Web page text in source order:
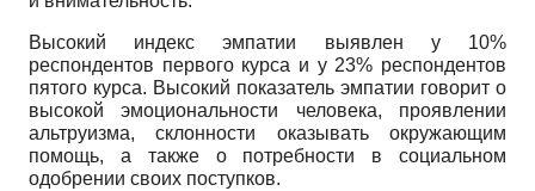
Высокий индекс эмпатии выявлен у 10%
респондентов первого курса и у 23% респондентов
пятого курса. Высокий показатель эмпатии говорит о
высокой эмоциональности человека, проявлении
альтруизма, склонности оказывать окружающим
помощь, а также о потребности в социальном
одобрении своих поступков.